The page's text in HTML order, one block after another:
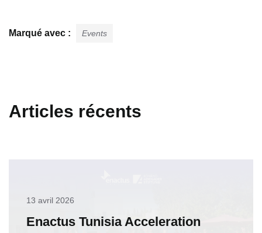
Marqué avec : Events
Articles récents
13 avril 2026
Enactus Tunisia Acceleration